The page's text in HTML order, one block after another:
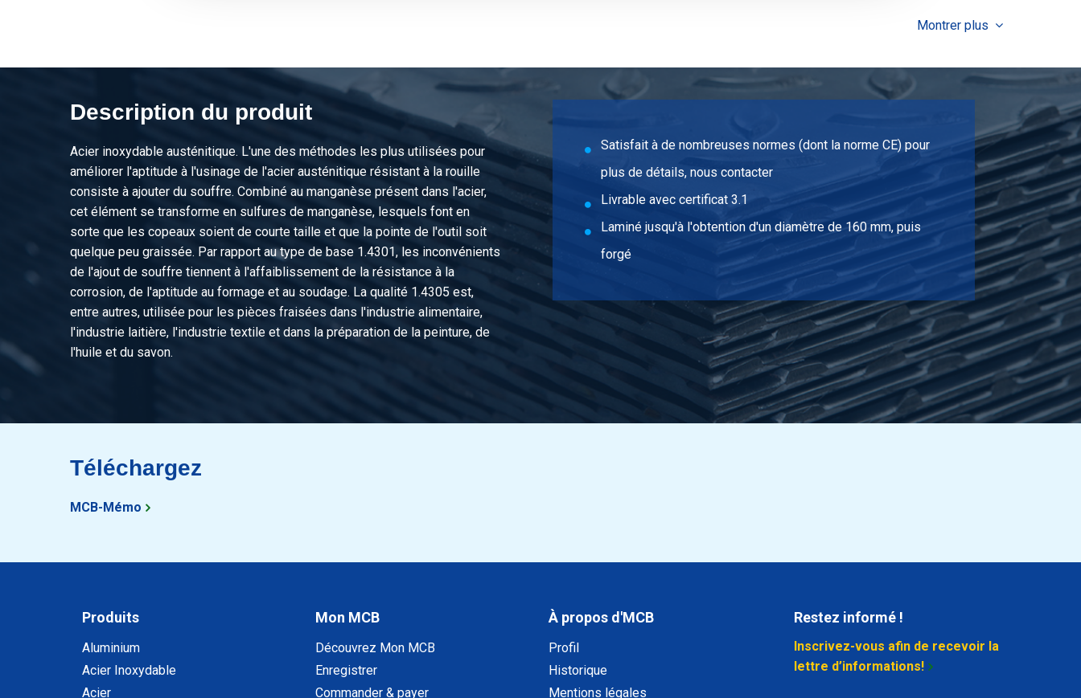
Sélectionner
2400-0010-85 Inox 1.4305 (303) laminé à chaud rond 85 ca 6 mtr écroûté Sélectionner
Inox 1.4305 (303) laminé à chaud rond 90 ca 6 mtr écroûté Sélectionner
2400-0010-95 Inox 1.4305 (303) laminé à chaud rond 95 ca 6 mtr écroûté Sélectionner
2400-0010-100 Inox 1.4305 (303) laminé à chaud rond 100 ca 6 mtr écroûté Sélectionner
2400-0010-105 Inox 1.4305 (303) laminé à chaud rond 105 ca 5-6 mtr écroûté Sélectionner
2400-0010-110 Inox 1.4305 (303) laminé à chaud rond 110 ca 5-6 mtr écroûté Sélectionner
2400-0010-115 Inox 1.4305 (303) laminé à chaud rond 115 ca 5-6 mtr écroûté Sélectionner
Sélectionner
Sélectionner
2400-0010-145 Inox 1.4305 (303) laminé à chaud rond 145 ca 5-6 mtr écroûté Sélectionner
2400-0010-155 Inox 1.4305 (303) laminé à chaud rond 155 ca 4-6 mtr écroûté Sélectionner
2400-0010-160 Inox 1.4305 (303) laminé à chaud rond 160 ca 4-6 mtr écroûté
Montrer plus
Description du produit
Acier inoxydable austénitique. L'une des méthodes les plus utilisées pour
améliorer l'aptitude à l'usinage de l'acier austénitique résistant à la rouille
consiste à ajouter du souffre. Combiné au manganèse présent dans l'acier,
cet élément se transforme en sulfures de manganèse, lesquels font en
sorte que les copeaux soient de courte taille et que la pointe de l'outil soit
quelque peu graissée. Par rapport au type de base 1.4301, les inconvénients
de l'ajout de souffre tiennent à l'affaiblissement de la résistance à la
corrosion, de l'aptitude au formage et au soudage. La qualité 1.4305 est,
entre autres, utilisée pour les pièces fraisées dans l'industrie alimentaire,
l'industrie laitière, l'industrie textile et dans la préparation de la peinture, de
l'huile et du savon.
Satisfait à de nombreuses normes (dont la norme CE) pour
plus de détails, nous contacter
Livrable avec certificat 3.1
Laminé jusqu'à l'obtention d'un diamètre de 160 mm, puis
forgé
Téléchargez
MCB-Mémo
Produits
Aluminium
Acier Inoxydable
Acier
Mon MCB
Découvrez Mon MCB
Enregistrer
Commander & payer
À propos d'MCB
Profil
Historique
Mentions légales
Restez informé !
Inscrivez-vous afin de recevoir la
lettre d’informations!